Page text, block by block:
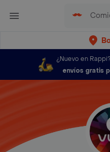
¿Nuevo en Rappi?
envíos gratis